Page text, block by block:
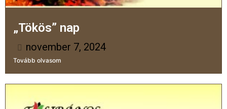
„Tökös” nap
november 7, 2024
Tovább olvasom